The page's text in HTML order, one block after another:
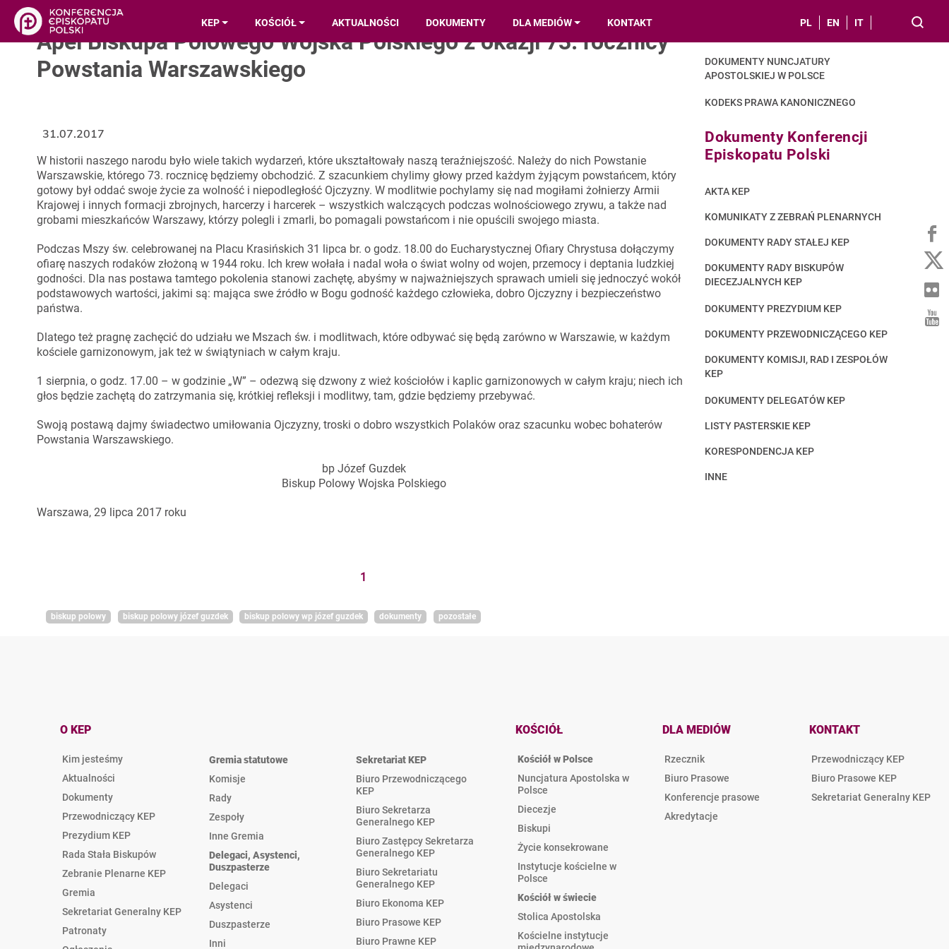
KEP KOŚCIÓŁ AKTUALNOŚCI DOKUMENTY DLA MEDIÓW KONTAKT PL EN IT
Apel Biskupa Polowego Wojska Polskiego z okazji 73. rocznicy
Powstania Warszawskiego
W historii naszego narodu było wiele takich wydarzeń, które ukształtowały naszą teraźniejszość. Należy do nich Powstanie
Warszawskie, którego 73. rocznicę będziemy obchodzić. Z szacunkiem chylimy głowy przed każdym żyjącym powstańcem, który
gotowy był oddać swoje życie za wolność i niepodległość Ojczyzny. W modlitwie pochylamy się nad mogiłami żołnierzy Armii
Krajowej i innych formacji zbrojnych, harcerzy i harcerek – wszystkich walczących podczas wolnościowego zrywu, a także nad
grobami mieszkańców Warszawy, którzy polegli i zmarli, bo pomagali powstańcom i nie opuścili swojego miasta.
Podczas Mszy św. celebrowanej na Placu Krasińskich 31 lipca br. o godz. 18.00 do Eucharystycznej Ofiary Chrystusa dołączymy
ofiarę naszych rodaków złożoną w 1944 roku. Ich krew wołała i nadal woła o świat wolny od wojen, przemocy i deptania ludzkiej
godności. Dla nas postawa tamtego pokolenia stanowi zachętę, abyśmy w najważniejszych sprawach umieli się jednoczyć wokół
podstawowych wartości, jakimi są: mająca swe źródło w Bogu godność każdego człowieka, dobro Ojczyzny i bezpieczeństwo
państwa.
Dlatego też pragnę zachęcić do udziału we Mszach św. i modlitwach, które odbywać się będą zarówno w Warszawie, w każdym
kościele garnizonowym, jak też w świątyniach w całym kraju.
1 sierpnia, o godz. 17.00 – w godzinie „W” – odezwą się dzwony z wież kościołów i kaplic garnizonowych w całym kraju; niech ich
głos będzie zachętą do zatrzymania się, krótkiej refleksji i modlitwy, tam, gdzie będziemy przebywać.
Swoją postawą dajmy świadectwo umiłowania Ojczyzny, troski o dobro wszystkich Polaków oraz szacunku wobec bohaterów
Powstania Warszawskiego.
bp Józef Guzdek
Biskup Polowy Wojska Polskiego
Warszawa, 29 lipca 2017 roku
1
31.07.2017
biskup polowy biskup polowy józef guzdek biskup polowy wp józef guzdek dokumenty pozostałe
DOKUMENTY NUNCJATURY
APOSTOLSKIEJ W POLSCE
KODEKS PRAWA KANONICZNEGO
Dokumenty Konferencji
Episkopatu Polski
AKTA KEP
KOMUNIKATY Z ZEBRAŃ PLENARNYCH
DOKUMENTY RADY STAŁEJ KEP
DOKUMENTY RADY BISKUPÓW
DIECEZJALNYCH KEP
DOKUMENTY PREZYDIUM KEP
DOKUMENTY PRZEWODNICZĄCEGO KEP
DOKUMENTY KOMISJI, RAD I ZESPOŁÓW
KEP
DOKUMENTY DELEGATÓW KEP
LISTY PASTERSKIE KEP
KORESPONDENCJA KEP
INNE
O KEP
Kim jesteśmy
Aktualności
Dokumenty
Przewodniczący KEP
Prezydium KEP
Rada Stała Biskupów
Zebranie Plenarne KEP
Gremia
Sekretariat Generalny KEP
Patronaty
Gremia statutowe
Komisje
Rady
Zespoły
Inne Gremia
Delegaci, Asystenci,
Duszpasterze
Delegaci
Asystenci
Duszpasterze
Inni
Sekretariat KEP
Biuro Przewodniczącego
KEP
Biuro Sekretarza
Generalnego KEP
Biuro Zastępcy Sekretarza
Generalnego KEP
Biuro Sekretariatu
Generalnego KEP
Biuro Ekonoma KEP
Biuro Prasowe KEP
Biuro Prawne KEP
KOŚCIÓŁ
Kościół w Polsce
Nuncjatura Apostolska w
Polsce
Diecezje
Biskupi
Życie konsekrowane
Instytucje kościelne w
Polsce
Kościół w świecie
Stolica Apostolska
Kościelne instytucje
DLA MEDIÓW
Rzecznik
Biuro Prasowe
Konferencje prasowe
Akredytacje
KONTAKT
Przewodniczący KEP
Biuro Prasowe KEP
Sekretariat Generalny KEP